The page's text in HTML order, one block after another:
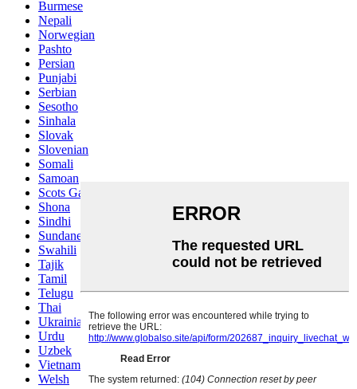
Burmese
Nepali
Norwegian
Pashto
Persian
Punjabi
Serbian
Sesotho
Sinhala
Slovak
Slovenian
Somali
Samoan
Scots Gaelic
Shona
Sindhi
Sundanese
Swahili
Tajik
Tamil
Telugu
Thai
Ukrainian
Urdu
Uzbek
Vietnamese
Welsh